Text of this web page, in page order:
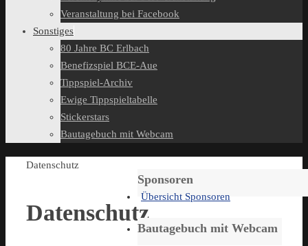
Veranstaltung bei Facebook
Sonstiges
80 Jahre BC Erlbach
Benefizspiel BCE-Aue
Tippspiel-Archiv
Ewige Tippspieltabelle
Stickerstars
Bautagebuch mit Webcam
Start
Datenschutz
Datenschutz
Sponsoren
Übersicht Sponsoren
Bautagebuch mit Webcam